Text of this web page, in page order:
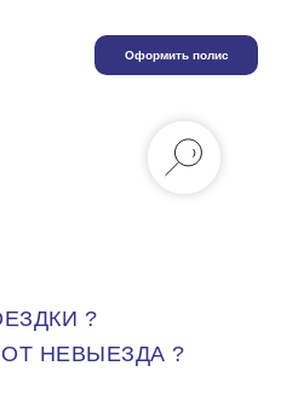
Оформить полис
?
НЕВЫЕЗДА ?